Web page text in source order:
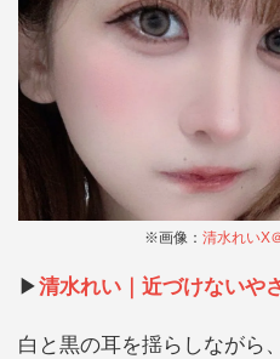
※画像： 清水れいX
▶︎清水れい｜近づけないや
白と黒の耳を揺らしながら、